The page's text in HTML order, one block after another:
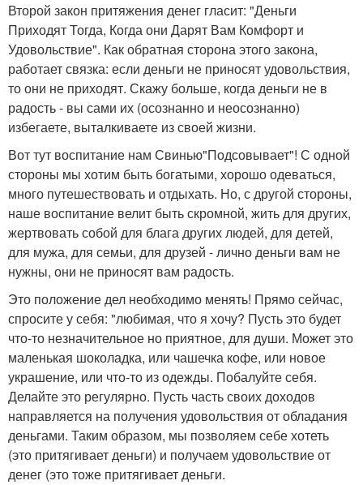
Второй закон притяжения денег гласит: "Деньги
Приходят Тогда, Когда они Дарят Вам Комфорт и
Удовольствие". Как обратная сторона этого закона,
работает связка: если деньги не приносят удовольствия,
то они не приходят. Скажу больше, когда деньги не в
радость - вы сами их (осознанно и неосознанно)
избегаете, выталкиваете из своей жизни.
Вот тут воспитание нам Свинью"Подсовывает"! С одной
стороны мы хотим быть богатыми, хорошо одеваться,
много путешествовать и отдыхать. Но, с другой стороны,
наше воспитание велит быть скромной, жить для других,
жертвовать собой для блага других людей, для детей,
для мужа, для семьи, для друзей - лично деньги вам не
нужны, они не приносят вам радость.
Это положение дел необходимо менять! Прямо сейчас,
спросите у себя: "любимая, что я хочу? Пусть это будет
что-то незначительное но приятное, для души. Может это
маленькая шоколадка, или чашечка кофе, или новое
украшение, или что-то из одежды. Побалуйте себя.
Делайте это регулярно. Пусть часть своих доходов
направляется на получения удовольствия от обладания
деньгами. Таким образом, мы позволяем себе хотеть
(это притягивает деньги) и получаем удовольствие от
денег (это тоже притягивает деньги.